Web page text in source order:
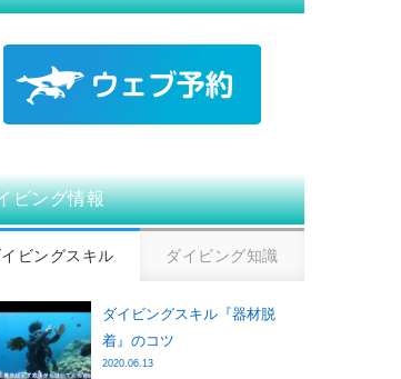
ビング情報
イビングスキル ダイビング知識
ダイビングスキル『器材脱
着』のコツ
2020.06.13